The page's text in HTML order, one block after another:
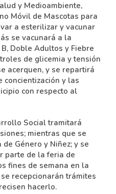
y Medioambiente,
Móvil de Mascotas para
a esterilizar y vacunar
se vacunará a la
Doble Adultos y Fiebre
de glicemia y tensión
acerquen, y se repartirá
y las
con respecto al
Social tramitará
mientras que se
Género y Niñez; y se
parte de la feria de
fines de semana en la
recepcionarán trámites
hacerlo.